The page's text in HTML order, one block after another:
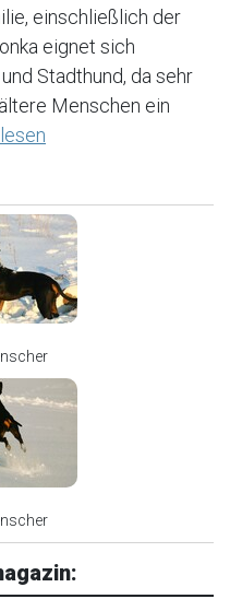
einschließlich der
eignet sich
Stadthund, da sehr
Menschen ein